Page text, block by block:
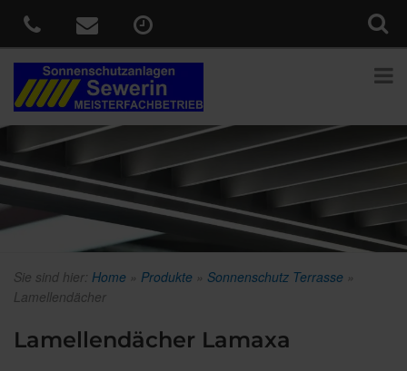
Sie sind hier: Home » Produkte » Sonnenschutz Terrasse »
Lamellendächer
Lamellendächer Lamaxa